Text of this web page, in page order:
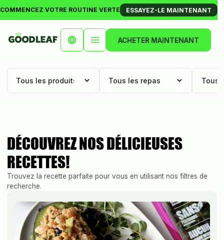
COMMENCEZ VOTRE ROUTINE VERTE ESSAYEZ-LE MAINTENANT
ACHETER MAINTENANT
DÉCOUVREZ NOS DÉLICIEUSES
RECETTES!
Trouvez la recette parfaite pour vous en utilisant nos filtres de
recherche.